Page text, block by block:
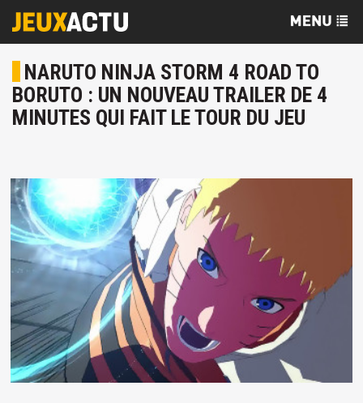
NARUTO NINJA STORM 4 ROAD TO
BORUTO : UN NOUVEAU TRAILER DE 4
MINUTES QUI FAIT LE TOUR DU JEU